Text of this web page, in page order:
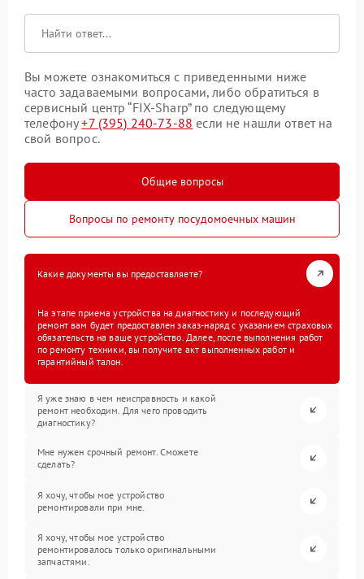
Вы можете ознакомиться с приведенными ниже
часто задаваемыми вопросами, либо обратиться в
сервисный центр “FIX-Sharp” по следующему
телефону+7 (395) 240-73-88 если не нашли ответ на
свой вопрос.
Общие вопросы
Вопросы по ремонту посудомоечных машин
Какие документы вы предоставляете?
На этапе приема устройства на диагностику и последующий
ремонт вам будет предоставлен заказ-наряд с указанием страховых
обязательств на ваше устройство. Далее, после выполнения работ
по ремонту техники, вы получите акт выполненных работ и
гарантийный талон.
Я уже знаю в чем неисправность и какой
ремонт необходим. Для чего проводить
диагностику?
Мне нужен срочный ремонт. Сможете
сделать?
Я хочу, чтобы мое устройство
ремонтировали при мне.
Я хочу, чтобы мое устройство
ремонтировалось только оригинальными
запчастями.